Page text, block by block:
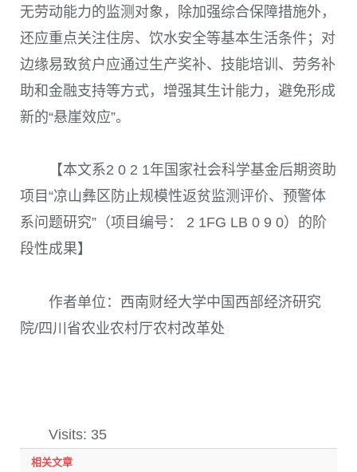
无劳动能力的监测对象，除加强综合保障措施外，
还应重点关注住房、饮水安全等基本生活条件；对
边缘易致贫户应通过生产奖补、技能培训、劳务补
助和金融支持等方式，增强其生计能力，避免形成
新的“悬崖效应”。
【本文系2 0 2 1年国家社会科学基金后期资助
项目“凉山彝区防止规模性返贫监测评价、预警体
系问题研究”（项目编号： 2 1FG LB 0 9 0）的阶
段性成果】
作者单位：西南财经大学中国西部经济研究
院/四川省农业农村厅农村改革处
Visits: 35
相关文章